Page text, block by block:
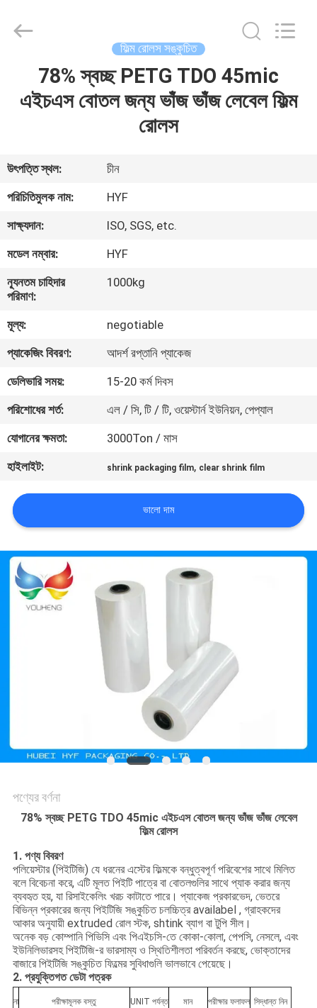
ভিডিও
সম্পর্কে
কারখানা
মান
নিয়ন্ত্রণ
করুন
খবর
জন্য
আবেদন
ফিল্ম রোলস সঙ্কুচিত
78% স্বচ্ছ PETG TDO 45mic
এইচএস বোতল জন্য ভাঁজ ভাঁজ লেবেল ফিল্ম
রোলস
উৎপত্তি স্থল:
চীন
পরিচিতিমুলক নাম:
HYF
সাক্ষ্যদান:
ISO, SGS, etc.
মডেল নম্বার:
HYF
ন্যূনতম চাহিদার
পরিমাণ:
1000kg
মূল্য:
negotiable
প্যাকেজিং বিবরণ:
আদর্শ রপ্তানি প্যাকেজ
ডেলিভারি সময়:
15-20 কর্ম দিবস
পরিশোধের শর্ত:
এল / সি, টি / টি, ওয়েস্টার্ন ইউনিয়ন, পেপ্যাল
যোগানের ক্ষমতা:
3000Ton / মাস
হাইলাইট:
shrink packaging film, clear shrink film
ভালো দাম
পণ্যের বর্ণনা
78% স্বচ্ছ PETG TDO 45mic এইচএস বোতল জন্য ভাঁজ ভাঁজ লেবেল
ফিল্ম রোলস
1. পণ্য বিবরণ
পলিয়েস্টার (পিইটিজি) যে ধরনের এস্টের ফিল্মকে বন্ধুত্বপূর্ণ পরিবেশের সাথে মিলিত
বলে বিবেচনা করে, এটি মূলত পিইটি পাত্রে বা বোতলগুলির সাথে প্যাক করার জন্য
ব্যবহৃত হয়, যা রিসাইকেলিং খরচ কাটাতে পারে। প্যাকেজ প্রকারভেদ, ভেতরে
বিভিন্ন প্রকারের জন্য পিইটিজি সঙ্কুচিত চলচ্চিত্র availabel , গ্রাহকদের
আকার অনুযায়ী extruded রোল স্টক, shtink ব্যাগ বা টুপি সীল।
অনেক বড় কোম্পানি পিভিসি এবং পিএইচসি-তে কোকা-কোলা, পেপসি, নেসলে, এবং
ইউনিলিভারসহ পিইটিজি-র ভারসাম্য ও স্থিতিশীলতা পরিবর্তন করছে, ভোক্তাদের
বাজারে পিইটিজি সঙ্কুচিত ফিল্মের সুবিধাগুলি ভালভাবে পেয়েছে।
2. প্রযুক্তিগত ডেটা পত্রক
না পরীক্ষামূলক বস্তু UNIT পর্যন্ত মান পরীক্ষার ফলাফল সিদ্ধান্ত নিন